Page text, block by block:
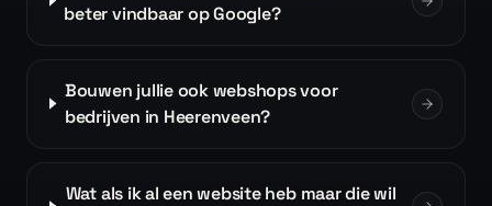
beter vindbaar op Google?
Bouwen jullie ook webshops voor
bedrijven in Heerenveen?
Wat als ik al een website heb maar die wil